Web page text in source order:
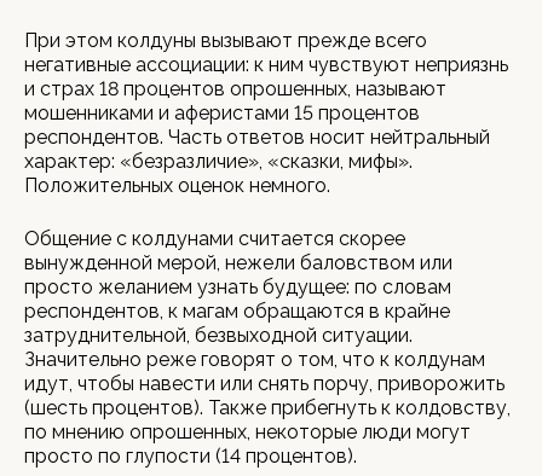
При этом колдуны вызывают прежде всего
негативные ассоциации: к ним чувствуют неприязнь
и страх 18 процентов опрошенных, называют
мошенниками и аферистами 15 процентов
респондентов. Часть ответов носит нейтральный
характер: «безразличие», «сказки, мифы».
Положительных оценок немного.
Общение с колдунами считается скорее
вынужденной мерой, нежели баловством или
просто желанием узнать будущее: по словам
респондентов, к магам обращаются в крайне
затруднительной, безвыходной ситуации.
Значительно реже говорят о том, что к колдунам
идут, чтобы навести или снять порчу, приворожить
(шесть процентов). Также прибегнуть к колдовству,
по мнению опрошенных, некоторые люди могут
просто по глупости (14 процентов).